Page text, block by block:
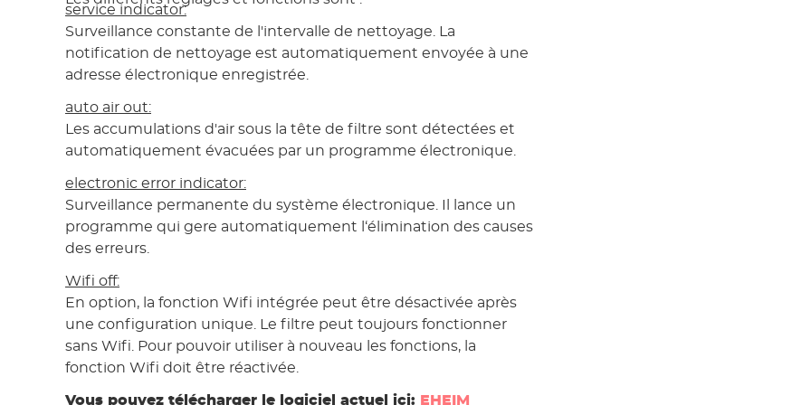
service indicator:
Surveillance constante de l'intervalle de nettoyage. La
notification de nettoyage est automatiquement envoyée à une
adresse électronique enregistrée.
auto air out:
Les accumulations d'air sous la tête de filtre sont détectées et
automatiquement évacuées par un programme électronique.
electronic error indicator:
Surveillance permanente du système électronique. Il lance un
programme qui gere automatiquement l‘élimination des causes
des erreurs.
Wifi off:
En option, la fonction Wifi intégrée peut être désactivée après
une configuration unique. Le filtre peut toujours fonctionner
sans Wifi. Pour pouvoir utiliser à nouveau les fonctions, la
fonction Wifi doit être réactivée.
Vous pouvez télécharger le logiciel actuel ici: EHEIM